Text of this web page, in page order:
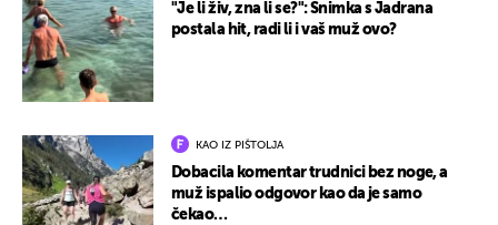
"Je li živ, zna li se?": Snimka s Jadrana
postala hit, radi li i vaš muž ovo?
KAO IZ PIŠTOLJA
Dobacila komentar trudnici bez noge, a
muž ispalio odgovor kao da je samo
čekao…